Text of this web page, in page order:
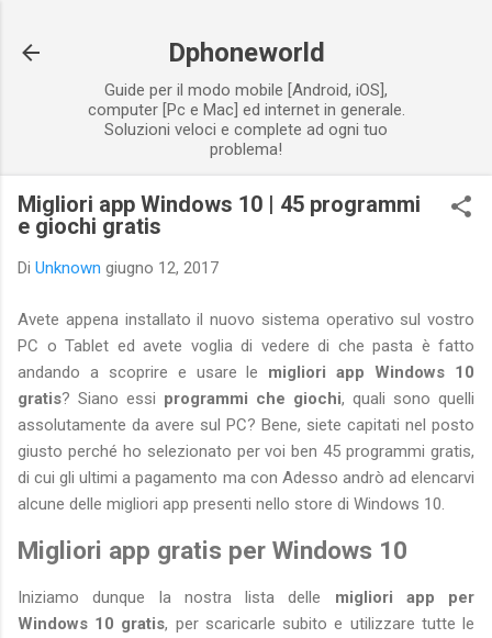
Dphoneworld
Guide per il modo mobile [Android, iOS],
computer [Pc e Mac] ed internet in generale.
Soluzioni veloci e complete ad ogni tuo
problema!
Migliori app Windows 10 | 45 programmi
e giochi gratis
Di Unknown giugno 12, 2017
Avete appena installato il nuovo sistema operativo sul vostro
PC o Tablet ed avete voglia di vedere di che pasta è fatto
andando a scoprire e usare le migliori app Windows 10
gratis? Siano essi programmi che giochi, quali sono quelli
assolutamente da avere sul PC? Bene, siete capitati nel posto
giusto perché ho selezionato per voi ben 45 programmi gratis,
di cui gli ultimi a pagamento ma con Adesso andrò ad elencarvi
alcune delle migliori app presenti nello store di Windows 10.
Migliori app gratis per Windows 10
Iniziamo dunque la nostra lista delle migliori app per
Windows 10 gratis, per scaricarle subito e utilizzare tutte le